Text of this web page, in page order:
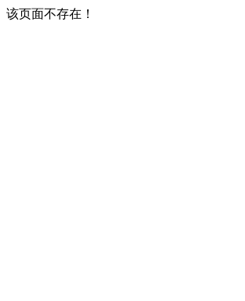
该页面不存在！